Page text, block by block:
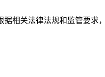
相关法律法规和监管要求